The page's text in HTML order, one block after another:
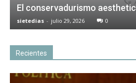
El conservadurismo aesthetic
sietedias - julio 29, 2026 0
Recientes